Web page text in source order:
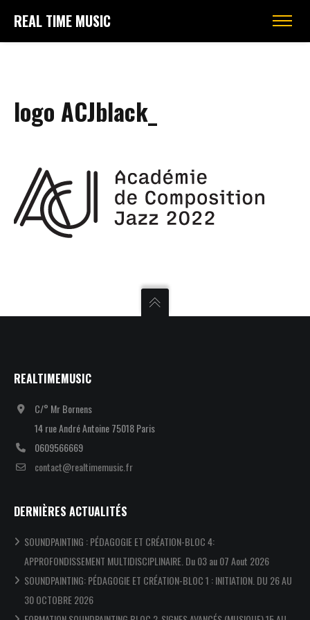
REAL TIME MUSIC
logo ACJblack_
REALTIMEMUSIC
C/° Mr Bornens
14 rue André Antoine 75018 Paris
0609566669
contact@realtimemusic.fr
DERNIÈRES ACTUALITÉS
SOUNDPAINTING : PÉDAGOGIE ET CRÉATION-BLOC 4:
APPROFONDISSEMENT MULTIDISCIPLINAIRE. Du 03 au 07 Aout 2026
SOUNDPAINTING: PÉDAGOGIE ET CRÉATION-BLOC 1 : INITIATION. DU 26 AU
30 OCTOBRE 2026